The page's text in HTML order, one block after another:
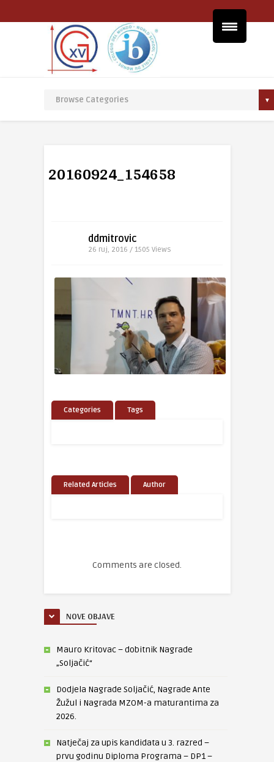
20160924_154658
ddmitrovic
26 ruj, 2016 / 1505 Views
Categories Tags
Related Articles Author
Comments are closed.
NOVE OBJAVE
Mauro Kritovac – dobitnik Nagrade
„Soljačić“
Dodjela Nagrade Soljačić, Nagrade Ante
Žužul i Nagrada MZOM-a maturantima za
2026.
Natječaj za upis kandidata u 3. razred –
prvu godinu Diploma Programa – DP1 –